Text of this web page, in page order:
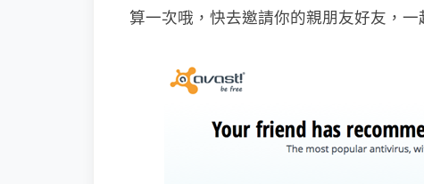
算一次哦，快去邀請你的親朋友好友，一